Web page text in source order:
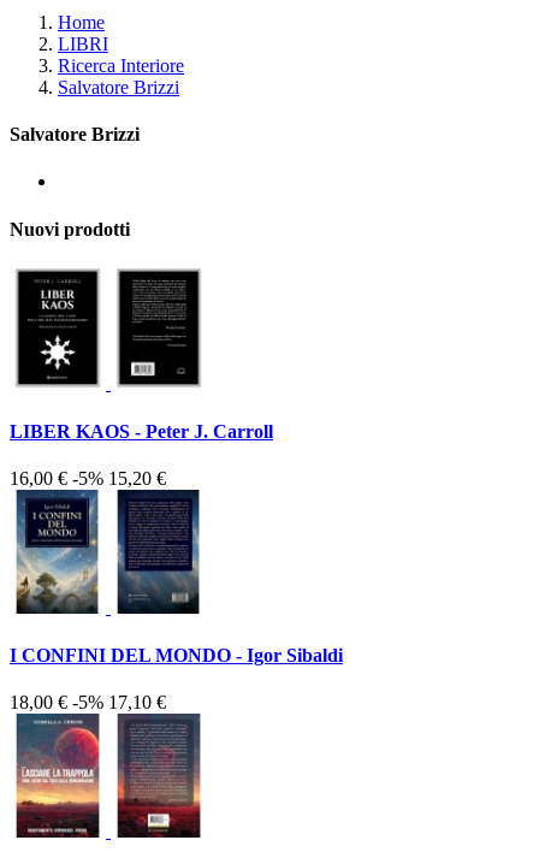
Home
LIBRI
Ricerca Interiore
Salvatore Brizzi
Salvatore Brizzi
Nuovi prodotti
LIBER KAOS - Peter J. Carroll
16,00 € -5% 15,20 €
I CONFINI DEL MONDO - Igor Sibaldi
18,00 € -5% 17,10 €